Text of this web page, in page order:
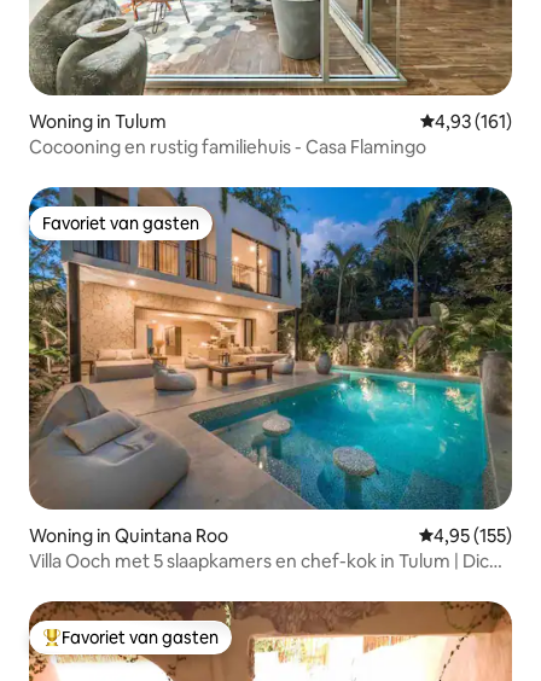
Woning in Tulum Gemiddelde
4,93 (161)
Cocooning en rustig familiehuis - Casa Flamingo
Favoriet van gasten
Favoriet van gasten
Woning in Quintana Roo Gemiddelde
4,95 (155)
Villa Ooch met 5 slaapkamers en chef-kok in Tulum | Dicht
Topfavoriet van gasten
Favoriet van gasten